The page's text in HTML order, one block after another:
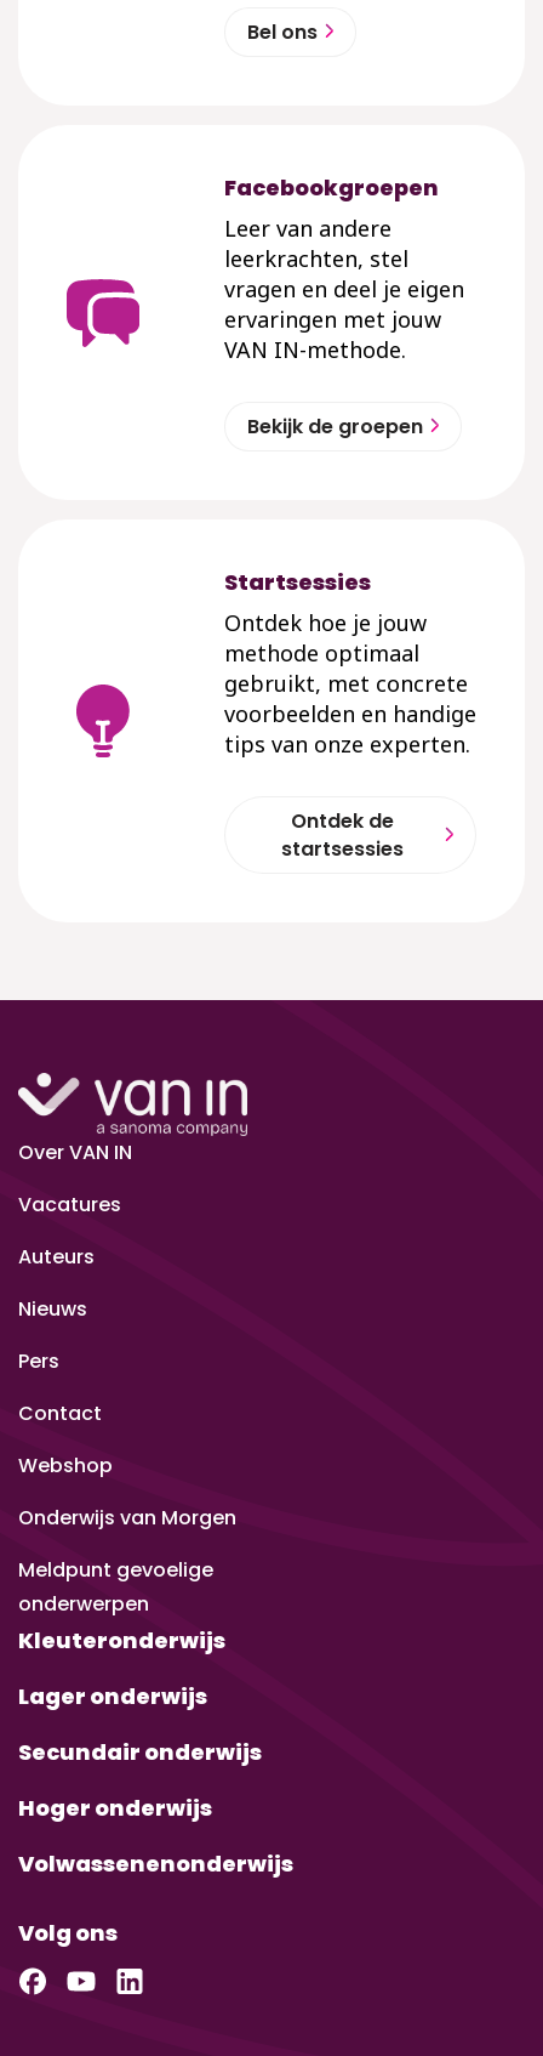
Bel ons
Facebookgroepen
Leer van andere
leerkrachten, stel
vragen en deel je eigen
ervaringen met jouw
VAN IN-methode.
Bekijk de groepen
Startsessies
Ontdek hoe je jouw
methode optimaal
gebruikt, met concrete
voorbeelden en handige
tips van onze experten.
Ontdek de
startsessies
Over VAN IN
Vacatures
Auteurs
Nieuws
Pers
Contact
Webshop
Onderwijs van Morgen
Meldpunt gevoelige
onderwerpen
Kleuteronderwijs
Lager onderwijs
Secundair onderwijs
Hoger onderwijs
Volwassenenonderwijs
Volg ons